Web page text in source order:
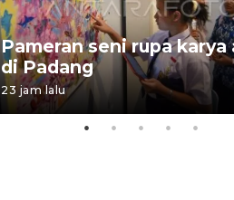
Pameran seni rupa karya
di Padang
23 jam lalu